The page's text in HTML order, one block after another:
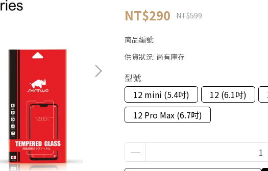
NT$290 NT$599
商品編號:
供貨狀況: 尚有庫存
型號
12 mini (5.4吋)
12 (6.1吋)
12 Pro Max (6.7吋)